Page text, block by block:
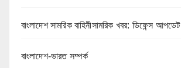
বাংলাদেশ সামরিক বাহিনীসামরিক খবর: ডিফেন্স আপডেট
বাংলাদেশ-ভারত সম্পর্ক